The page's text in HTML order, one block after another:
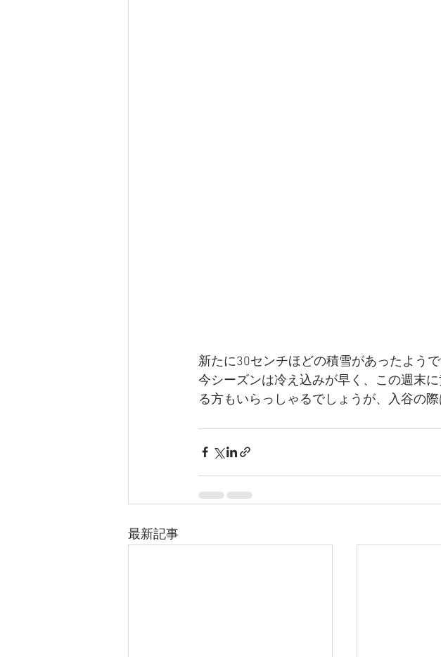
新たに30センチほどの積雪があったようで
今シーズンは冷え込みが早く、この週末
る方もいらっしゃるでしょうが、入谷の
最新記事